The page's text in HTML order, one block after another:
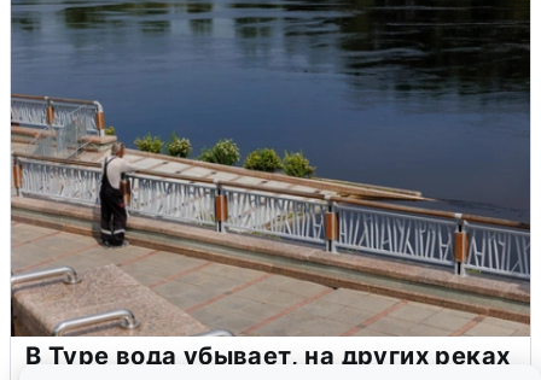
В Туре вода убывает, на других реках